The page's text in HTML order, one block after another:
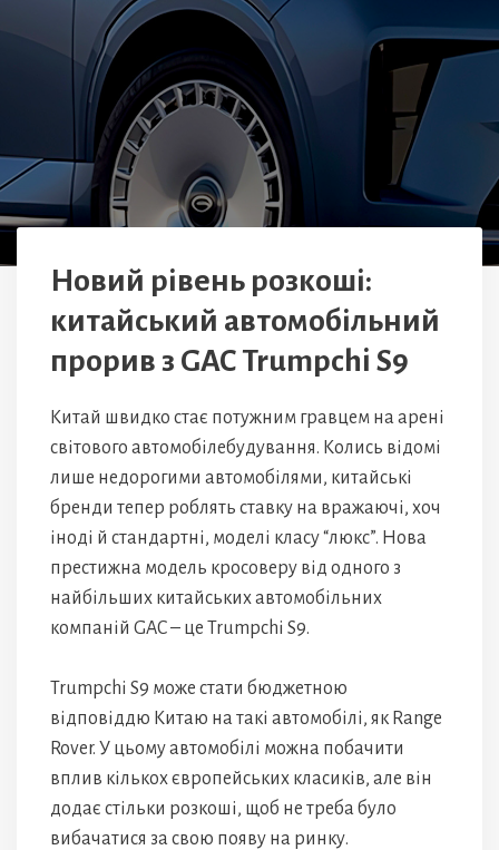
Новий рівень розкоші:
китайський автомобільний
прорив з GAC Trumpchi S9
Китай швидко стає потужним гравцем на арені
світового автомобілебудування. Колись відомі
лише недорогими автомобілями, китайські
бренди тепер роблять ставку на вражаючі, хоч
іноді й стандартні, моделі класу “люкс”. Нова
престижна модель кросоверу від одного з
найбільших китайських автомобільних
компаній GAC – це Trumpchi S9.
Trumpchi S9 може стати бюджетною
відповіддю Китаю на такі автомобілі, як Range
Rover. У цьому автомобілі можна побачити
вплив кількох європейських класиків, але він
додає стільки розкоші, щоб не треба було
вибачатися за свою появу на ринку.